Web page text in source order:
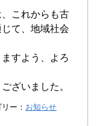
これからも古
て、地域社会
すよう、よろ
ざいました。
ー： お知らせ